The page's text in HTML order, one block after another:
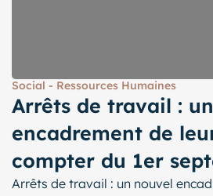
Social - Ressources Humaines
Arrêts de travail :
encadrement de
compter du 1er
Arrêts de travail : un nouvel